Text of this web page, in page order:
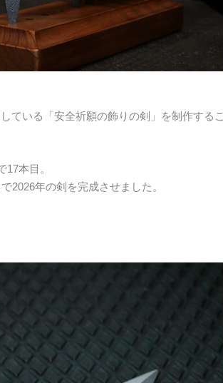
ている「安全祈願の飾りの剣」を制作するこ
本目。
2026年の剣を完成させました。